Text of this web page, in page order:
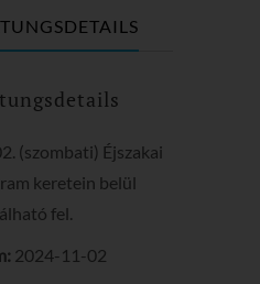
(szombati) Éjszakai
keretein belül
fel.
2024-11-02